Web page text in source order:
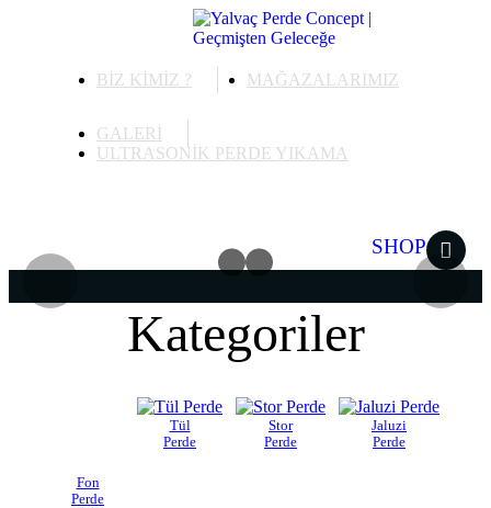
BİZ KİMİZ ? MAĞAZALARIMIZ
GALERİ
ULTRASONİK PERDE YIKAMA
SHOP
Kategoriler
Fon
Perde
Tül
Perde
Stor
Perde
Jaluzi
Perde